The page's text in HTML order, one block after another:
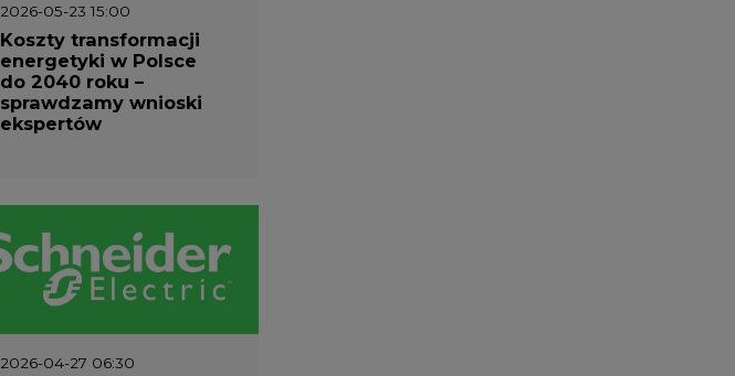
2026-05-23 15:00
Koszty transformacji
energetyki w Polsce
do 2040 roku –
sprawdzamy wnioski
ekspertów
2026-04-27 06:30